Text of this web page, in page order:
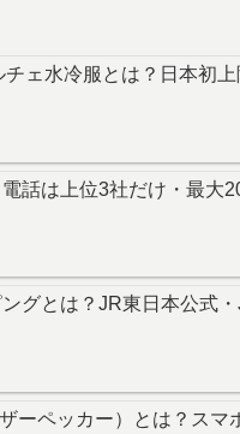
チェ水冷服とは？日本初
電話は上位3社だけ・最
グとは？JR東日本公式
ーペッカー）とは？ス